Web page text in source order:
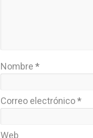
Nombre *
Correo electrónico*
Web